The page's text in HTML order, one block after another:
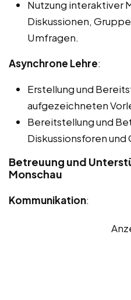
Nutzung interaktiver
Diskussionen,
Umfragen.
Asynchrone Lehre:
Erstellung und
aufgezeichneten
Bereitstellung und
Diskussionsforen
Betreuung und
Monschau
Kommunikation: